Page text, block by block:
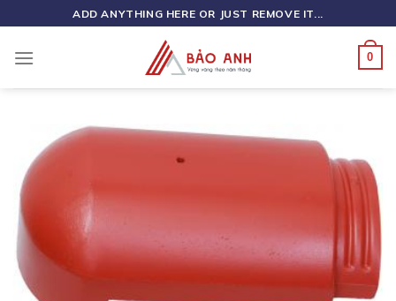
to
content
ADD ANYTHING HERE OR JUST REMOVE IT...
0